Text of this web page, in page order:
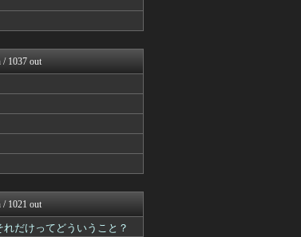
イト速報 -遊戯王...
屋さん | スマブ...
| ...
いチャンネル -ウ...
報 艦隊これくしょ...
め速報
報！！ウマ娘まとめ...
まぴょい速報
/ 1037 out
/ 1021 out
だけってどういうこと？